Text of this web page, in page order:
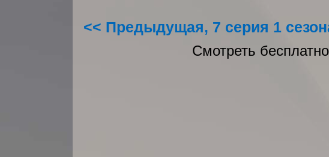
<< Предыдущая, 7 серия 1
Смотреть